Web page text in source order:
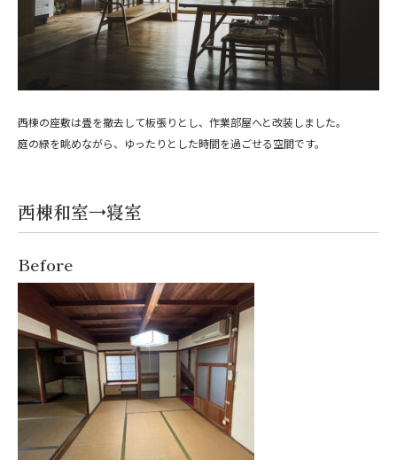
西棟の座敷は畳を撤去して板張りとし、作業部屋へと改装しました。
庭の緑を眺めながら、ゆったりとした時間を過ごせる空間です。
西棟和室→寝室
Before